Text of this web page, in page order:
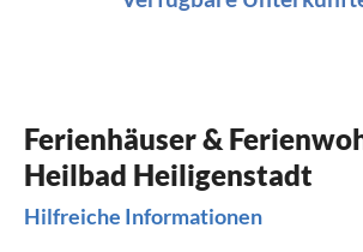
Ferienhäuser &
Heilbad Heiligenstadt
Hilfreiche Informationen